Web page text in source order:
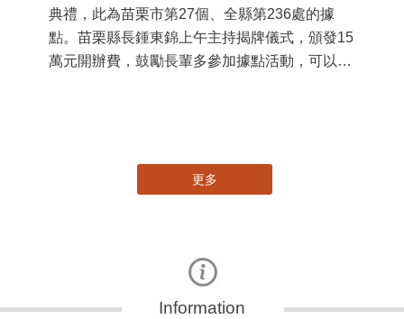
典禮，此為苗栗市第27個、全縣第236處的據
點。苗栗縣長鍾東錦上午主持揭牌儀式，頒發15
萬元開辦費，鼓勵長輩多參加據點活動，可以更
更多